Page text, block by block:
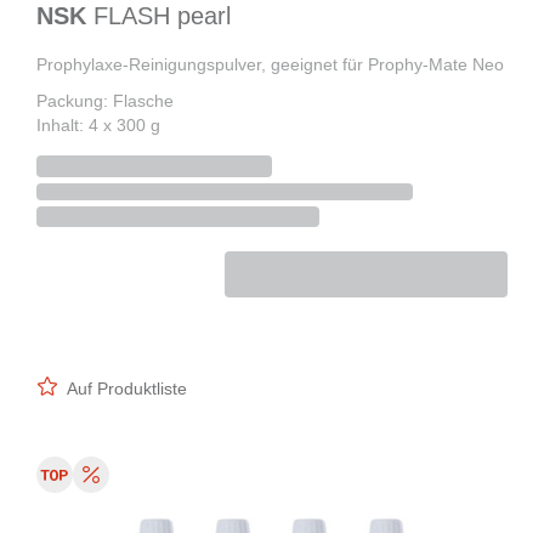
NSK FLASH pearl
Prophylaxe-Reinigungspulver, geeignet für Prophy-Mate Neo
Packung: Flasche
Inhalt: 4 x 300 g
Auf Produktliste